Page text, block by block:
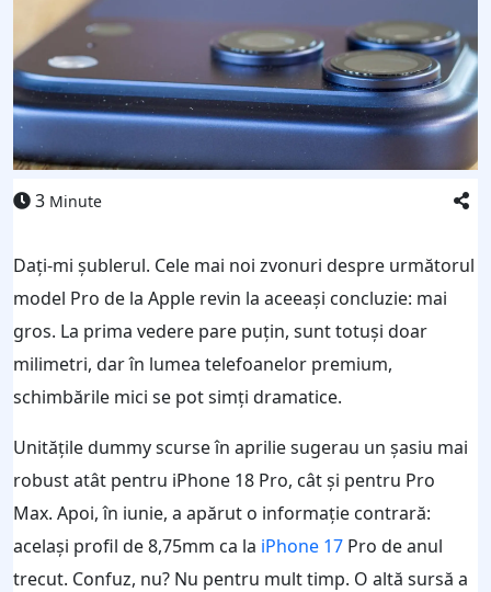
3 Minute
Dați-mi șublerul. Cele mai noi zvonuri despre următorul
model Pro de la Apple revin la aceeași concluzie: mai
gros. La prima vedere pare puțin, sunt totuși doar
milimetri, dar în lumea telefoanelor premium,
schimbările mici se pot simți dramatice.
Unitățile dummy scurse în aprilie sugerau un șasiu mai
robust atât pentru iPhone 18 Pro, cât și pentru Pro
Max. Apoi, în iunie, a apărut o informație contrară:
același profil de 8,75mm ca la iPhone 17 Pro de anul
trecut. Confuz, nu? Nu pentru mult timp. O altă sursă a